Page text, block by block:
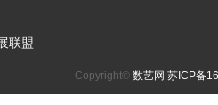
联盟
Copyright© 数艺网 苏ICP备